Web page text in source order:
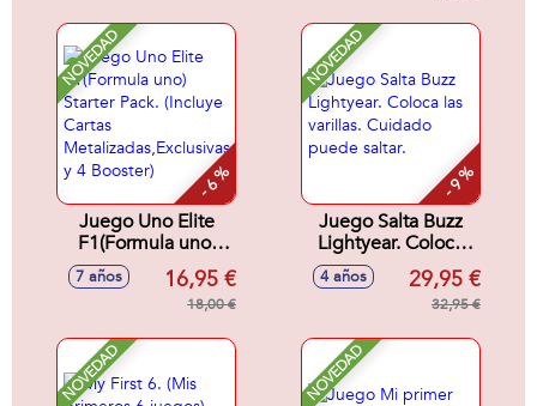
NOVEDAD
- 6 %
Juego Uno Elite
F1(Formula uno)
Starter Pack.
(Incluye Cartas
Metalizadas,Exclusivas
7 años 16,95 €
18,00 €
NOVEDAD
- 9 %
Juego Salta Buzz
Lightyear. Coloca
las varillas. Cuidado
puede saltar.
4 años 29,95 €
32,95 €
NOVEDAD NOVEDAD